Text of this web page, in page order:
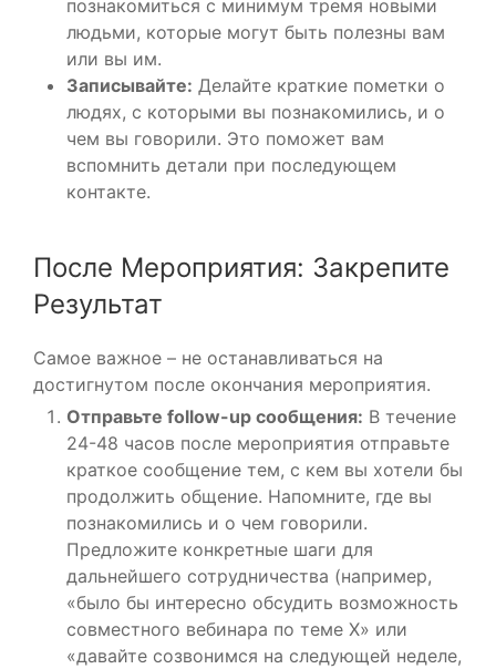
познакомиться с минимум тремя новыми
людьми, которые могут быть полезны вам
или вы им.
Записывайте: Делайте краткие пометки о
людях, с которыми вы познакомились, и о
чем вы говорили. Это поможет вам
вспомнить детали при последующем
контакте.
После Мероприятия: Закрепите
Результат
Самое важное – не останавливаться на
достигнутом после окончания мероприятия.
Отправьте follow-up сообщения: В течение
24-48 часов после мероприятия отправьте
краткое сообщение тем, с кем вы хотели бы
продолжить общение. Напомните, где вы
познакомились и о чем говорили.
Предложите конкретные шаги для
дальнейшего сотрудничества (например,
«было бы интересно обсудить возможность
совместного вебинара по теме X» или
«давайте созвонимся на следующей неделе,